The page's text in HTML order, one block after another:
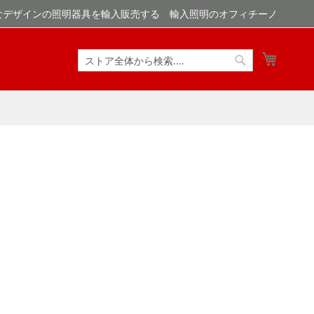
ザインの照明器具を輸入販売する 輸入照明のオフィチーノ
検
索
索